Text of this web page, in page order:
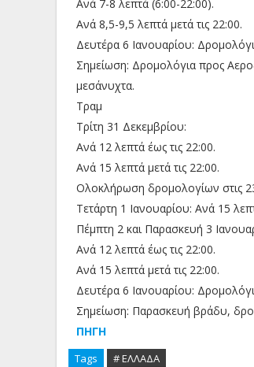
Ανά 7-8 λεπτά (6:00-22:00).
Ανά 8,5-9,5 λεπτά μετά τις 22:00.
Δευτέρα 6 Ιανουαρίου:
Σημείωση: Δρομολόγια προς
μεσάνυχτα.
Τραμ
Τρίτη 31 Δεκεμβρίου:
Ανά 12 λεπτά έως τις 22:00.
Ανά 15 λεπτά μετά τις 22:00.
Ολοκλήρωση δρομολογίων στις
Τετάρτη 1 Ιανουαρίου: Ανά 15
Πέμπτη 2 και Παρασκευή 3
Ανά 12 λεπτά έως τις 22:00.
Ανά 15 λεπτά μετά τις 22:00.
Δευτέρα 6 Ιανουαρίου:
Σημείωση: Παρασκευή βράδυ,
ΠΗΓΗ
Tags # ΕΛΛΑΔΑ